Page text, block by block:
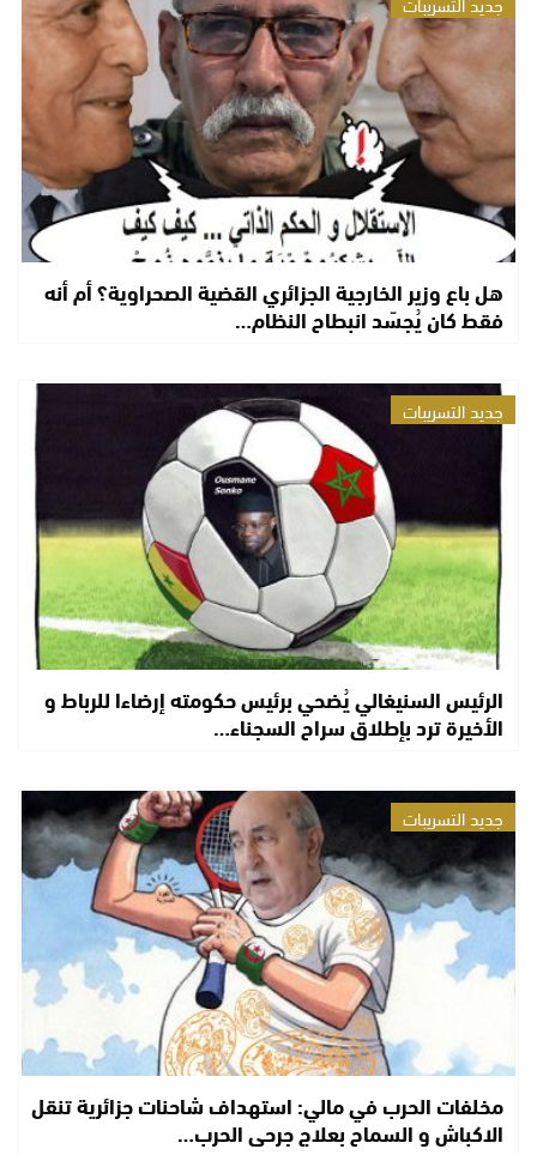
هل باع وزير الخارجية الجزائري القضية الصحراوية؟ أم أنه
فقط كان يُجسّد انبطاح النظام…
جديد التسريبات
الرئيس السنيغالي يُضحي برئيس حكومته إرضاءا للرباط و
الأخيرة ترد بإطلاق سراح السجناء…
جديد التسريبات
مخلفات الحرب في مالي: استهداف شاحنات جزائرية تنقل
الاكباش و السماح بعلاج جرحى الحرب…